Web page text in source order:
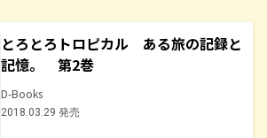
とろとろトロピカル ある旅の記録と
記憶。 第2巻
D-Books
2018.03.29 発売